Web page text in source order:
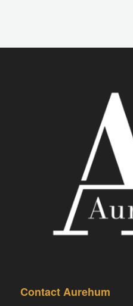
Contact Aurehum